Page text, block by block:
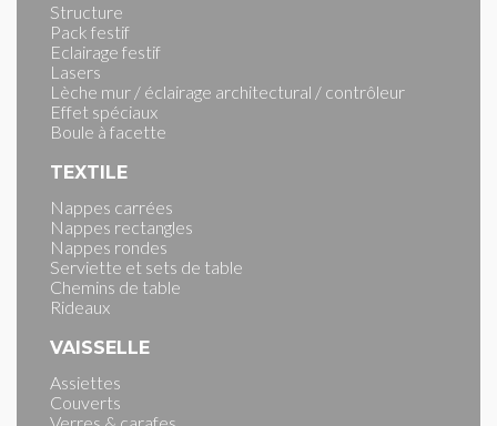
Structure
Pack festif
Eclairage festif
Lasers
Lèche mur / éclairage architectural / contrôleur
Effet spéciaux
Boule à facette
TEXTILE
Nappes carrées
Nappes rectangles
Nappes rondes
Serviette et sets de table
Chemins de table
Rideaux
VAISSELLE
Assiettes
Couverts